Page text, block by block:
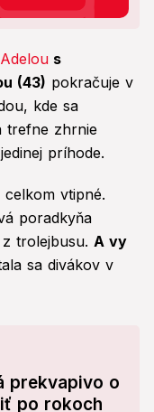
s
(43) pokračuje v
kde sa
trefne zhrnie
príhode.
vtipné.
poradkyňa
trolejbusu. A vy
sa divákov v
prekvapivo o
po rokoch